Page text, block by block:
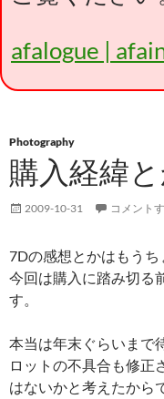
afalogue |
Photography
購入経緯
2009-10-31 コメント
7Dの感想とかはもうち
今回は購入に踏み切る
す。
本当は年末ぐらいまで
ロットの不具合も修正
はないかと考えたから